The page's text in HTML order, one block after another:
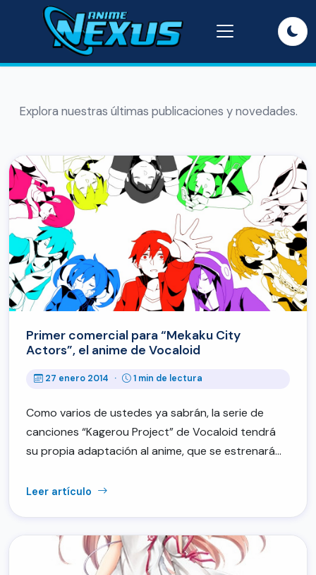
Explora nuestras últimas publicaciones y novedades.
Primer comercial para “Mekaku City
Actors”, el anime de Vocaloid
27 enero 2014 · 1 min de lectura
Como varios de ustedes ya sabrán, la serie de
canciones “Kagerou Project” de Vocaloid tendrá
su propia adaptación al anime, que se estrenará…
Leer artículo